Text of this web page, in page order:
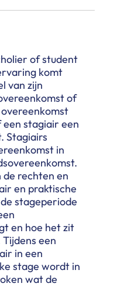
of student
komt
van zijn
of
stagiair een
Stagiairs
in
rechten en
en praktische
stageperiode
en hoe het zit
een
in een
stage wordt in
wat de